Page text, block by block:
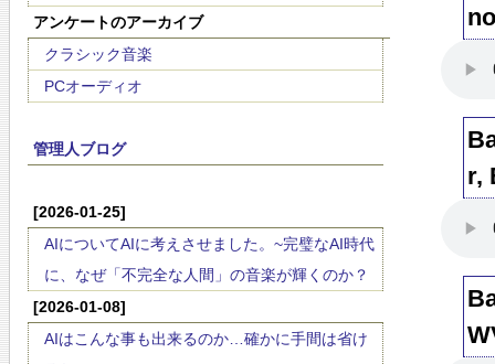
アンケートのアーカイブ
クラシック音楽
PCオーディオ
管理人ブログ
[2026-01-25]
AIについてAIに考えさせました。~完璧なAI時代
に、なぜ「不完全な人間」の音楽が輝くのか？
[2026-01-08]
AIはこんな事も出来るのか…確かに手間は省け
r,